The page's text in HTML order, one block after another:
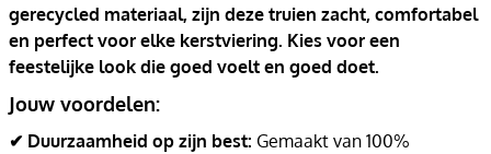
gerecycled materiaal, zijn deze truien zacht, comfortabel
en perfect voor elke kerstviering. Kies voor een
feestelijke look die goed voelt en goed doet.
Jouw voordelen:
✔ Duurzaamheid op zijn best: Gemaakt van 100%